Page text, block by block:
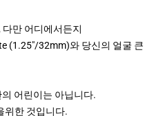
만 어디에서든지
(1.25"/32mm)와 당신의 얼굴 큰
어린이는 아닙니다.
위한 것입니다.